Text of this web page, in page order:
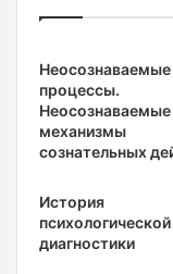
Неосознаваемые
процессы.
Неосознаваемые
механизмы
сознательных
История
психологической
диагностики